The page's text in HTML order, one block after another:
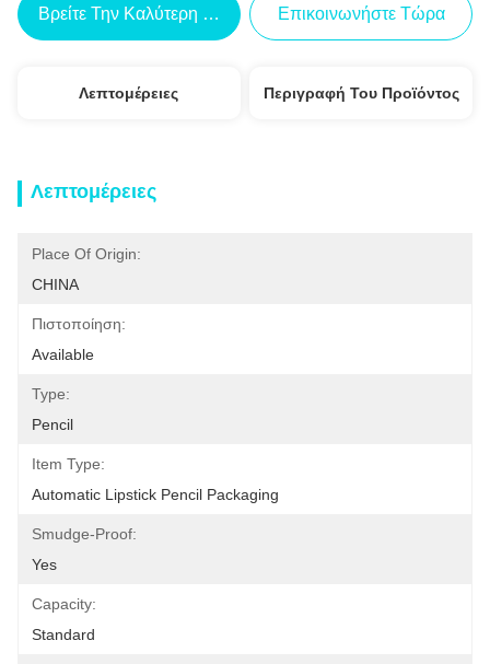
Βρείτε Την Καλύτερη Τιμή Επικοινωνήστε Τώρα
Λεπτομέρειες Περιγραφή Του Προϊόντος
Λεπτομέρειες
Place Of Origin:
CHINA
Πιστοποίηση:
Available
Type:
Pencil
Item Type:
Automatic Lipstick Pencil Packaging
Smudge-Proof:
Yes
Capacity:
Standard